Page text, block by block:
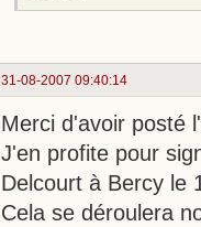
31-08-2007 09:40:14
Merci d'avoir posté
J'en profite pour
Delcourt à Bercy le
Cela se déroulera